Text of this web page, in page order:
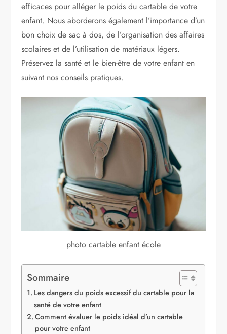
efficaces pour alléger le poids du cartable de votre
enfant. Nous aborderons également l’importance d’un
bon choix de sac à dos, de l’organisation des affaires
scolaires et de l’utilisation de matériaux légers.
Préservez la santé et le bien-être de votre enfant en
suivant nos conseils pratiques.
photo cartable enfant école
Sommaire
Les dangers du poids excessif du cartable pour la
santé de votre enfant
Comment évaluer le poids idéal d’un cartable
pour votre enfant